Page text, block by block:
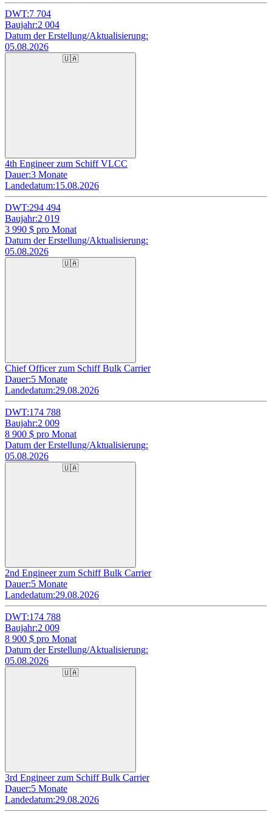
DWT:7 704
Baujahr:2 004
Datum der Erstellung/Aktualisierung:
05.08.2026
🇺🇦
4th Engineer zum Schiff VLCC
Dauer:3 Monate
Landedatum:15.08.2026
DWT:294 494
Baujahr:2 019
3 990 $ pro Monat
Datum der Erstellung/Aktualisierung:
05.08.2026
🇺🇦
Chief Officer zum Schiff Bulk Carrier
Dauer:5 Monate
Landedatum:29.08.2026
DWT:174 788
Baujahr:2 009
8 900 $ pro Monat
Datum der Erstellung/Aktualisierung:
05.08.2026
🇺🇦
2nd Engineer zum Schiff Bulk Carrier
Dauer:5 Monate
Landedatum:29.08.2026
DWT:174 788
Baujahr:2 009
8 900 $ pro Monat
Datum der Erstellung/Aktualisierung:
05.08.2026
🇺🇦
3rd Engineer zum Schiff Bulk Carrier
Dauer:5 Monate
Landedatum:29.08.2026